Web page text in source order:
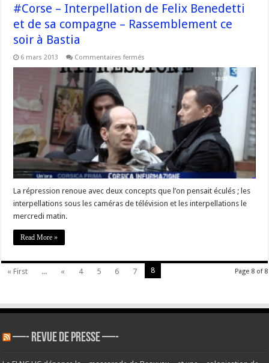
#Corse – Interpellation de Felix Benedetti
et de sa compagne – Rassemblement ce
soir à Bastia
6 mars 2013 Commentaires fermés
–
Interpellation
de
Felix
Benedetti
et
sa
compagne
–
Rassemblement
ce
soir
à
La répression renoue avec deux concepts que l’on pensait éculés ; les
interpellations sous les caméras de télévision et les interpellations le
mercredi matin.
Read More »
Page 8 of 8
« First ... « 4 5 6 7 8
—- REVUE DE PRESSE —-